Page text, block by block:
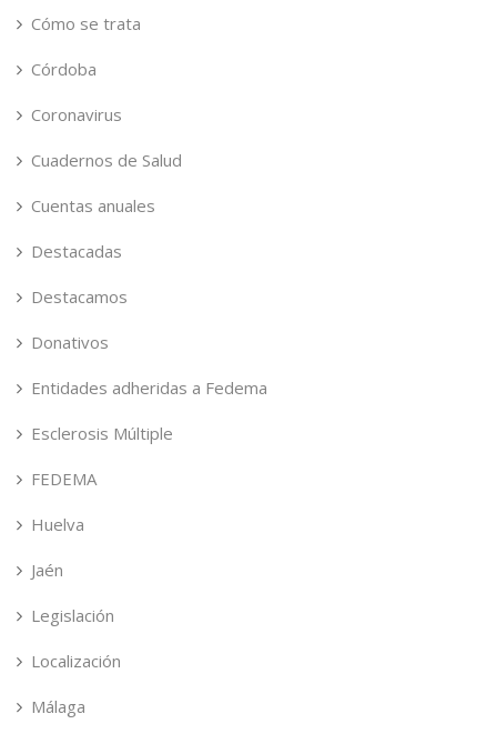
Cómo se trata
Córdoba
Coronavirus
Cuadernos de Salud
Cuentas anuales
Destacadas
Destacamos
Donativos
Entidades adheridas a Fedema
Esclerosis Múltiple
FEDEMA
Huelva
Jaén
Legislación
Localización
Málaga